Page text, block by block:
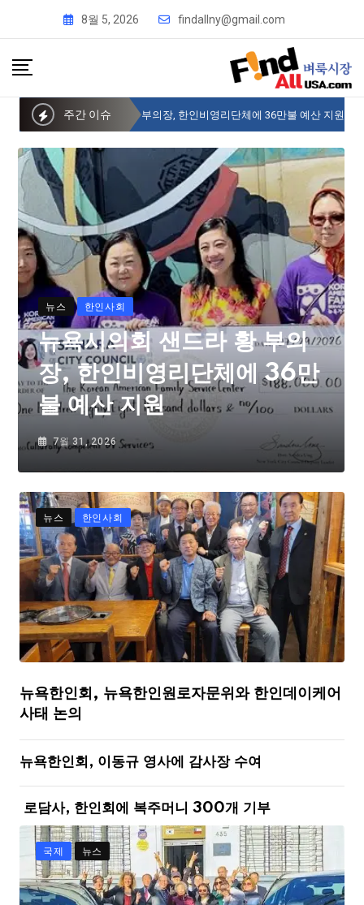
8월 5, 2026 findallny@gmail.com
주간 이슈
뉴욕시의회 샌드라 황 부의장, 한인비영리단체에 36만불 예산 지원
뉴스 한인사회
뉴욕시의회 샌드라 황 부의
장, 한인비영리단체에 36만
불 예산 지원
7월 31, 2026
뉴스 한인사회
뉴욕한인회, 뉴욕한인원로자문위와 한인데이케어
사태 논의
뉴욕한인회, 이동규 영사에 감사장 수여
로담사, 한인회에 복주머니 300개 기부
국제 뉴스